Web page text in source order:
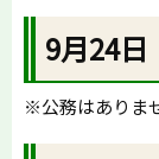
9月24日
※公務はありま